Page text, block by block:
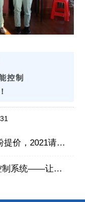
控制
珍惜你身边的供应商！
处理便捷高效的“秘密武器”